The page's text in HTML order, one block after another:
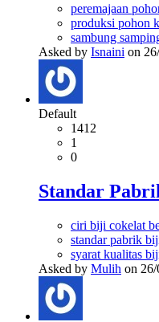
peremajaan
produksi pohon
sambung
Asked by Isnaini on
Default
1412
1
0
Standar
ciri biji cokelat
standar pabrik
syarat kualitas
Asked by Mulih on